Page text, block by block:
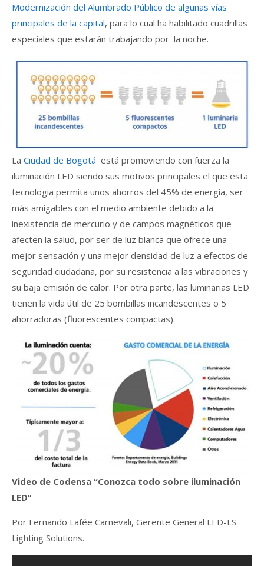
Modernización del Alumbrado Público de algunas vías
principales de la capital, para lo cual ha habilitado cuadrillas
especiales que estarán trabajando por la noche.
La Ciudad de Bogotá está promoviendo con fuerza la
iluminación LED siendo sus motivos principales el que esta
tecnologia permita unos ahorros del 45% de energía, ser
más amigables con el medio ambiente debido a la
inexistencia de mercurio y de campos magnéticos que
afecten la salud, por ser de luz blanca que ofrece una
mejor sensación y una mejor densidad de luz a efectos de
seguridad ciudadana, por su resistencia a las vibraciones y
su baja emisión de calor. Por otra parte, las luminarias LED
tienen la vida útil de 25 bombillas incandescentes o 5
ahorradoras (fluorescentes compactas).
Video de Codensa “Conozca todo sobre iluminación
LED”
Por Fernando Lafée Carnevali, Gerente General LED-LS
Lighting Solutions.